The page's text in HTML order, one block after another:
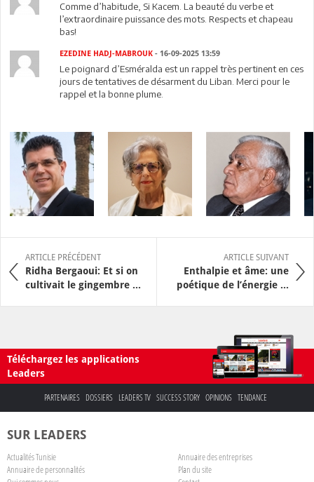
Comme d’habitude, Si Kacem. La beauté du verbe et
l’extraordinaire puissance des mots. Respects et chapeau
bas!
EZEDINE HADJ-MABROUK - 16-09-2025 13:59
Le poignard d’Esméralda est un rappel très pertinent en ces
jours de tentatives de désarment du Liban. Merci pour le
rappel et la bonne plume.
ARTICLE PRÉCÉDENT
Ridha Bergaoui: Et si on
cultivait le gingembre ...
ARTICLE SUIVANT
Enthalpie et âme: une
poétique de l’énergie ...
Téléchargez les applications
Leaders
PARTENAIRES DOSSIERS LEADERS TV SUCCESS STORY OPINIONS TENDANCE
SUR LEADERS
Actualités Tunisie
Annuaire des entreprises
Annuaire de personnalités
Plan du site